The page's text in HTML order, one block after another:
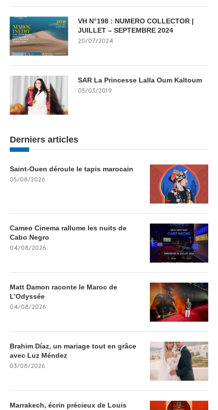
VH N°198 : NUMERO COLLECTOR |
JUILLET – SEPTEMBRE 2024
20/07/2024
SAR La Princesse Lalla Oum Kaltoum
05/03/2019
Derniers articles
Saint-Ouen déroule le tapis marocain
05/08/2026
Cameo Cinema rallume les nuits de
Cabo Negro
04/08/2026
Matt Damon raconte le Maroc de
L’Odyssée
04/08/2026
Brahim Díaz, un mariage tout en grâce
avec Luz Méndez
03/08/2026
Marrakech, écrin précieux de Louis